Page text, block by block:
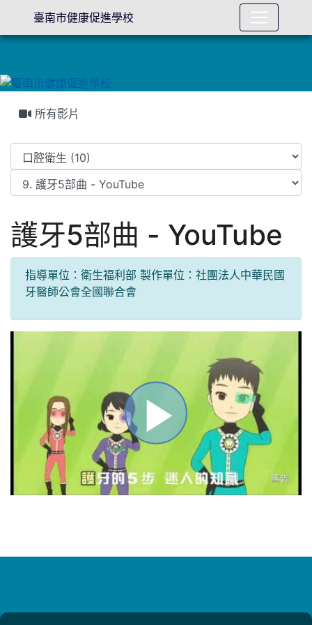
所有影片
護牙5部曲 - YouTube
指導單位：衛生福利部 製作單位：社團法人中華民國
牙醫師公會全國聯合會
播
放
臺南市健康促進學校